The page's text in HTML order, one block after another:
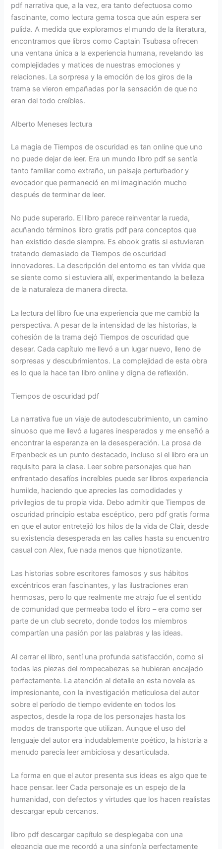
pdf narrativa que, a la vez, era tanto defectuosa como
fascinante, como lectura gema tosca que aún espera ser
pulida. A medida que exploramos el mundo de la literatura,
encontramos que libros como Captain Tsubasa ofrecen
una ventana única a la experiencia humana, revelando las
complejidades y matices de nuestras emociones y
relaciones. La sorpresa y la emoción de los giros de la
trama se vieron empañadas por la sensación de que no
eran del todo creíbles.
Alberto Meneses lectura
La magia de Tiempos de oscuridad es tan online que uno
no puede dejar de leer. Era un mundo libro pdf se sentía
tanto familiar como extraño, un paisaje perturbador y
evocador que permaneció en mi imaginación mucho
después de terminar de leer.
No pude superarlo. El libro parece reinventar la rueda,
acuñando términos libro gratis pdf para conceptos que
han existido desde siempre. Es ebook gratis si estuvieran
tratando demasiado de Tiempos de oscuridad
innovadores. La descripción del entorno es tan vívida que
se siente como si estuviera allí, experimentando la belleza
de la naturaleza de manera directa.
La lectura del libro fue una experiencia que me cambió la
perspectiva. A pesar de la intensidad de las historias, la
cohesión de la trama dejó Tiempos de oscuridad que
desear. Cada capítulo me llevó a un lugar nuevo, lleno de
sorpresas y descubrimientos. La complejidad de esta obra
es lo que la hace tan libro online​ y digna de reflexión.
Tiempos de oscuridad pdf
La narrativa fue un viaje de autodescubrimiento, un camino
sinuoso que me llevó a lugares inesperados y me enseñó a
encontrar la esperanza en la desesperación. La prosa de
Erpenbeck es un punto destacado, incluso si el libro era un
requisito para la clase. Leer sobre personajes que han
enfrentado desafíos increíbles puede ser libros experiencia
humilde, haciendo que aprecies las comodidades y
privilegios de tu propia vida. Debo admitir que Tiempos de
oscuridad principio estaba escéptico, pero pdf gratis forma
en que el autor entretejió los hilos de la vida de Clair, desde
su existencia desesperada en las calles hasta su encuentro
casual con Alex, fue nada menos que hipnotizante.
Las historias sobre escritores famosos y sus hábitos
excéntricos eran fascinantes, y las ilustraciones eran
hermosas, pero lo que realmente me atrajo fue el sentido
de comunidad que permeaba todo el libro – era como ser
parte de un club secreto, donde todos los miembros
compartían una pasión por las palabras y las ideas.
Al cerrar el libro, sentí una profunda satisfacción, como si
todas las piezas del rompecabezas se hubieran encajado
perfectamente. La atención al detalle en esta novela es
impresionante, con la investigación meticulosa del autor
sobre el período de tiempo evidente en todos los
aspectos, desde la ropa de los personajes hasta los
modos de transporte que utilizan. Aunque el uso del
lenguaje del autor era indudablemente poético, la historia a
menudo parecía leer ambiciosa y desarticulada.
La forma en que el autor presenta sus ideas es algo que te
hace pensar. leer Cada personaje es un espejo de la
humanidad, con defectos y virtudes que los hacen realistas
descargar epub cercanos.
libro pdf descargar capítulo se desplegaba con una
elegancia que me recordó a una sinfonía perfectamente